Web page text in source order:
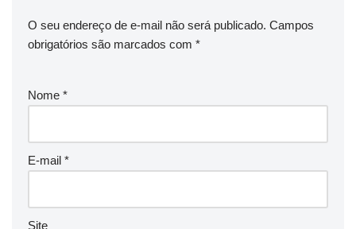
O seu endereço de e-mail não será publicado. Campos
obrigatórios são marcados com *
Nome *
E-mail *
Site